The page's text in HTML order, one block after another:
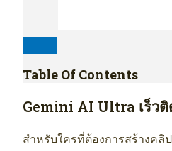
Table Of Contents
Gemini AI Ultra เร็วติ
สำหรับใครที่ต้องการสร้างคลิ